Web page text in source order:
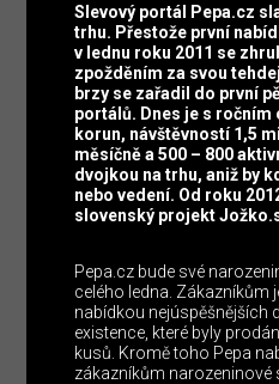
Slevový portál Pepa.cz
trhu. Přestože první
v lednu roku 2011 se
zpožděním za svou
brzy se zařadil do první
portálů. Dnes je s
korun, návštěvností 1,5
měsíčně a 500 – 800
dvojkou na trhu, aniž by
nebo vedení. Od roku
slovenský projekt
Pepa.cz bude své
celého ledna. Zákazníkům
nabídkou nejúspěšnějších
existence, které byly
kusů. Kromě toho Pepa
zákazníkům narozeninové